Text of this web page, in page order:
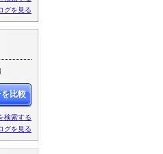
グを見る
比較
検索する
グを見る